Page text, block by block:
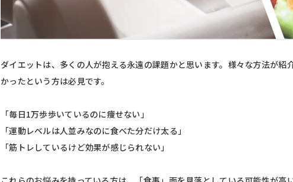
ダイエットは、多くの人が抱える永遠の課題かと思います。様々な方法が
かったという方は必見です。
「毎日1万歩歩いているのに痩せない」
「運動レベルは人並みなのに食べた分だけ太る」
「筋トレしているけど効果が感じられない」